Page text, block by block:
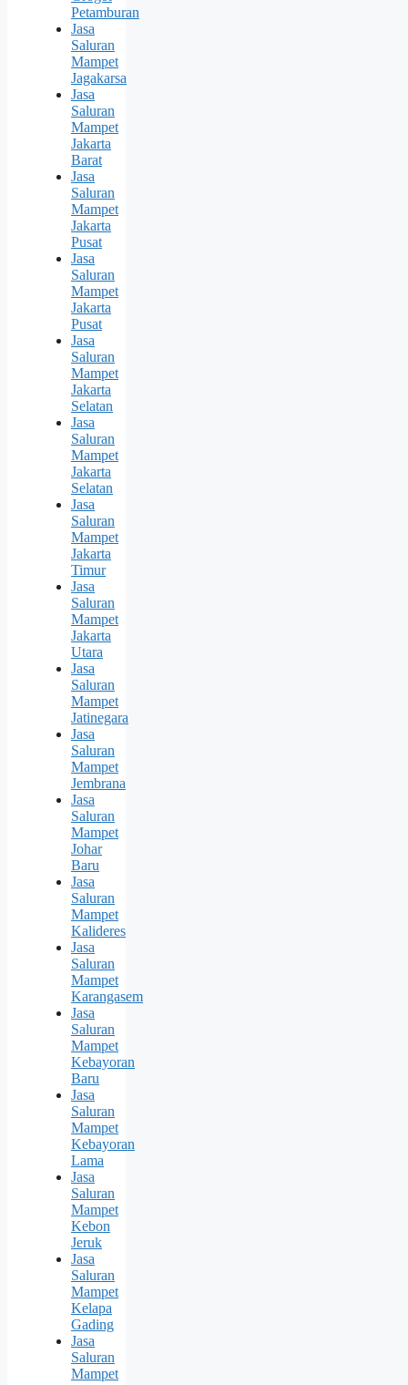
Petamburan
Jasa
Saluran
Mampet
Jagakarsa
Jasa
Saluran
Mampet
Jakarta
Barat
Jasa
Saluran
Mampet
Jakarta
Pusat
Jasa
Saluran
Mampet
Jakarta
Pusat
Jasa
Saluran
Mampet
Jakarta
Selatan
Jasa
Saluran
Mampet
Jakarta
Selatan
Jasa
Saluran
Mampet
Jakarta
Timur
Jasa
Saluran
Mampet
Jakarta
Utara
Jasa
Saluran
Mampet
Jatinegara
Jasa
Saluran
Mampet
Jembrana
Jasa
Saluran
Mampet
Johar
Baru
Jasa
Saluran
Mampet
Kalideres
Jasa
Saluran
Mampet
Karangasem
Jasa
Saluran
Mampet
Kebayoran
Baru
Jasa
Saluran
Mampet
Kebayoran
Lama
Jasa
Saluran
Mampet
Kebon
Jeruk
Jasa
Saluran
Mampet
Kelapa
Gading
Jasa
Saluran
Mampet